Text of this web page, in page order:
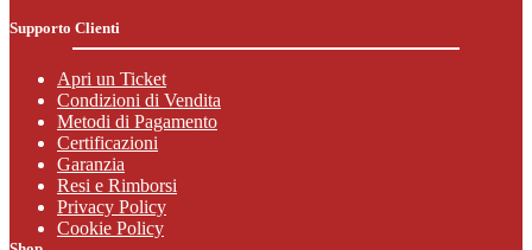
Supporto Clienti
Apri un Ticket
Condizioni di Vendita
Metodi di Pagamento
Certificazioni
Garanzia
Resi e Rimborsi
Privacy Policy
Cookie Policy